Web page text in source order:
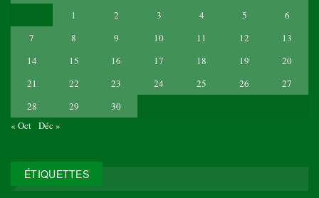
1 2 3 4 5
6
7
8 9 10 11 12
13
14
15 16 17 18 19
20
21
22 23 24 25 26
27
28
29
30
« Oct Déc »
ÉTIQUETTES